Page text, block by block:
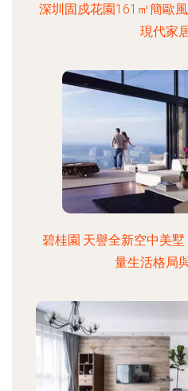
深圳固戍花園161㎡簡歐
現代家
碧桂園·天譽全新空中美
量生活格局